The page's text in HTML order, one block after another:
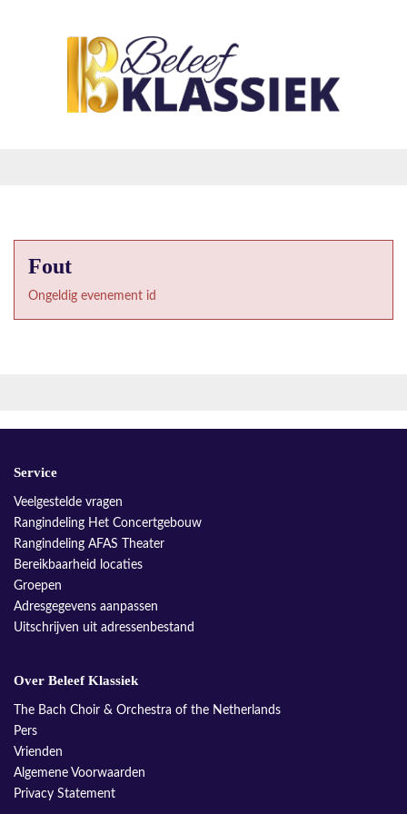
Fout
Ongeldig evenement id
Service
Veelgestelde vragen
Rangindeling Het Concertgebouw
Rangindeling AFAS Theater
Bereikbaarheid locaties
Groepen
Adresgegevens aanpassen
Uitschrijven uit adressenbestand
Over Beleef Klassiek
The Bach Choir & Orchestra of the Netherlands
Pers
Vrienden
Algemene Voorwaarden
Privacy Statement